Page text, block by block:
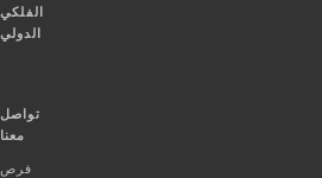
الفلكي
الدولي
تواصل
معنا
فرص